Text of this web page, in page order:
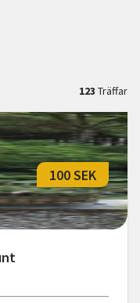
123 Träffar
100 SEK